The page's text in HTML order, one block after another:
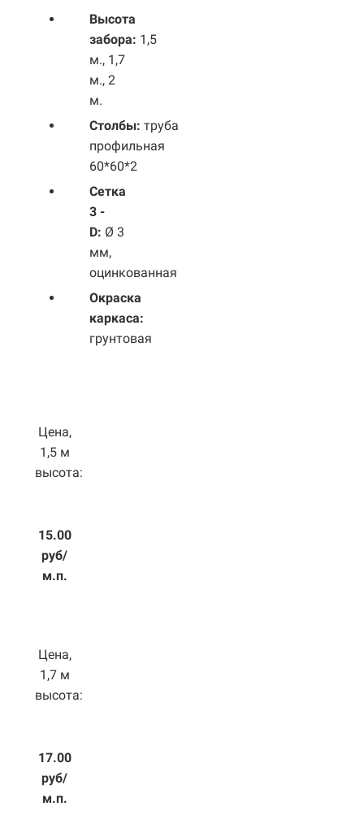
Высота
забора: 1,5
м., 1,7
м., 2
м.
Столбы: труба
профильная
60*60*2
Сетка
3 -
D: Ø 3
мм,
оцинкованная
Окраска
каркаса:
грунтовая
Цена,
1,5 м
высота:
15.00
руб/
м.п.
Цена,
1,7 м
высота:
17.00
руб/
м.п.